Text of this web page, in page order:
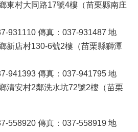
東村大同路17號4樓（苗栗縣南庄
931110 傳真：037-931487 地
新店村130-6號2樓（苗栗縣獅潭
941393 傳真：037-941795 地
清安村2鄰洗水坑72號2樓（苗栗
558920 傳真：037-558919 地